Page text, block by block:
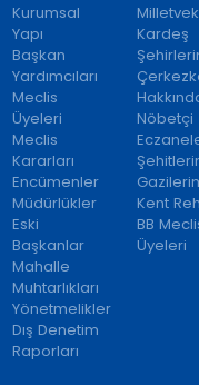
Kurumsal
Yapı
Başkan
Yardımcıları
Meclis
Üyeleri
Meclis
Kararları
Encümenler
Müdürlükler
Eski
Başkanlar
Mahalle
Muhtarlıkları
Yönetmelikler
Dış Denetim
Raporları
Kardeş
Nöbetçi
Kent
BB
Üyeleri